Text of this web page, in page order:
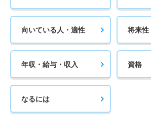
向いている人・適性 将来性
年収・給与・収入 資格
なるには